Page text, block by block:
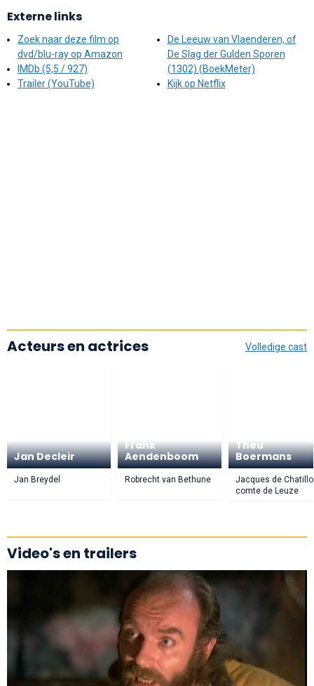
Externe links
Zoek naar deze film op
dvd/blu-ray op Amazon
IMDb (5,5 / 927)
Trailer (YouTube)
De Leeuw van Vlaenderen, of
De Slag der Gulden Sporen
(1302) (BoekMeter)
Kijk op Netflix
Volledige cast
Acteurs en actrices
Jan Decleir
Jan Breydel
Frank
Aendenboom
Robrecht van Bethune
Theu
Boermans
Jacques de
comte de Leuze
Video's en trailers